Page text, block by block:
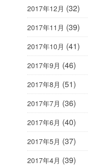
2017年12月 (32)
2017年11月 (39)
2017年10月 (41)
2017年9月 (46)
2017年8月 (51)
2017年7月 (36)
2017年6月 (40)
2017年5月 (37)
2017年4月 (39)